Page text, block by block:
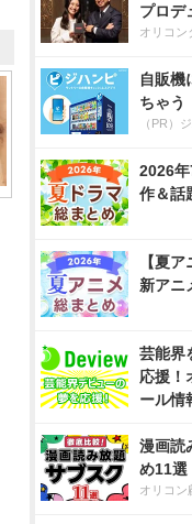
プロデ
オリコン
自販機
ちゃう
（PR）
2026年
作＆話
【夏
新アニ
芸能界
応援！
ール情
漫画読
め11選
オリコン